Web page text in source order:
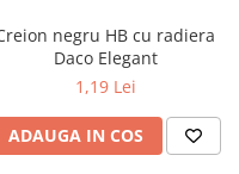
negru HB cu radiera
Daco Elegant
1,19 Lei
ADAUGA IN COS